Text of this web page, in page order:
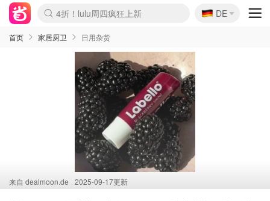
Boticinal 夏促开抢！
4折！lulu周四疯狂上新
还没结束！&OtherStories大促
Joybuy变相75折 随时失效
速领！Stanley独家85折
疑似霸哥！Camper额外叠85折
Zalando 奥莱闪促！每日更新
Moncler反季囤！5折起+叠9折
Coach Brooklyn仅€192
🇩🇪
DE
首页 家居厨卫 日用杂货
来自 dealmoon.de 2025-09-17更新